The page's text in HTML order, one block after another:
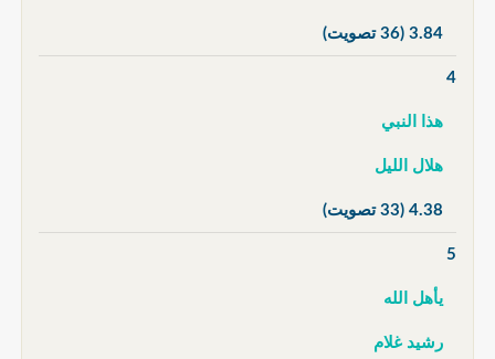
3.84 (36 تصويت)
4
هذا النبي
هلال الليل
4.38 (33 تصويت)
5
يأهل الله
رشيد غلام